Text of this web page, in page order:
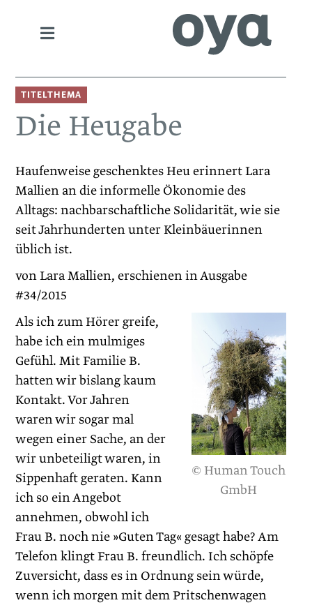
TITELTHEMA
Die Heugabe
­Haufenweise geschenktes Heu erinnert Lara
Mallien an die informelle Ökonomie des
Alltags: nachbarschaftliche Solidarität, wie sie
seit Jahrhunderten unter Kleinbäuerinnen
üblich ist.
von Lara Mallien, erschienen in Ausgabe
#34/2015
© Human Touch
GmbH
Als ich zum Hörer greife,
habe ich ein mulmiges
Gefühl. Mit ­Familie B.
hatten wir bislang kaum
Kontakt. Vor Jahren
waren wir sogar mal
wegen einer Sache, an der
wir unbeteiligt waren, in
Sippenhaft geraten. Kann
ich so ein Angebot
annehmen, obwohl ich
Frau B. noch nie »Guten Tag« gesagt habe? Am
Telefon klingt Frau B. freundlich. Ich schöpfe
Zuversicht, dass es in Ordnung sein würde,
wenn ich morgen mit dem Pritschenwagen